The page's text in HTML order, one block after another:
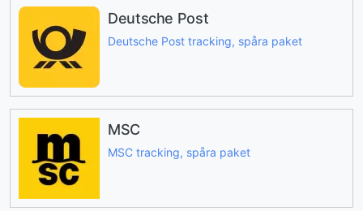
Deutsche Post
Deutsche Post tracking, spåra paket
MSC
MSC tracking, spåra paket